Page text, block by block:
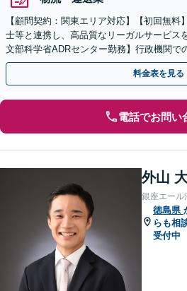
【顧問契約：関東エリア対応】【初回無料
士等と連携し、高品質なリーガルサービス
文部科学省ADRセンター勤務】行政機関で
知識を活かし、事業者さまの抱える問題を
料金表を見る
電話でお問い
外山
銀座エール
徳島県
らも相
受付中